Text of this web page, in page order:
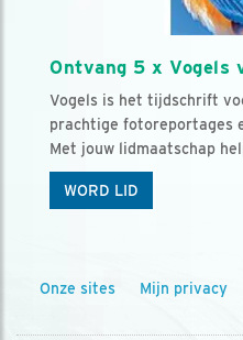
Ontvang 5 x Vogels
Vogels is het tijdschrift
prachtige fotoreportages
Met jouw lidmaatschap
WORD LID
Onze sites Mijn privacy